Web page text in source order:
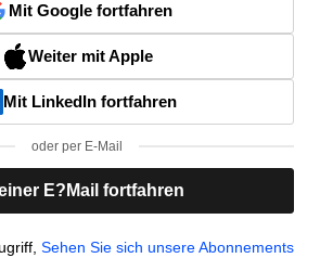
Mit Google fortfahren
Weiter mit Apple
Mit LinkedIn fortfahren
oder per E-Mail
E?Mail fortfahren
Sehen Sie sich unsere Abonnements